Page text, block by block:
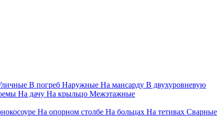
В погреб Наружные На мансарду В двухуровневую
На дачу На крыльцо Межэтажные
На опорном столбе На больцах На тетивах Сварные